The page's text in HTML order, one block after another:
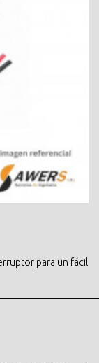
para un fácil